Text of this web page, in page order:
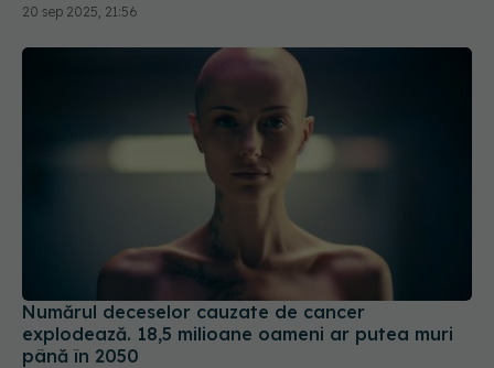
20 sep 2025, 21:56
Numărul deceselor cauzate de cancer
explodează. 18,5 milioane oameni ar putea muri
până în 2050